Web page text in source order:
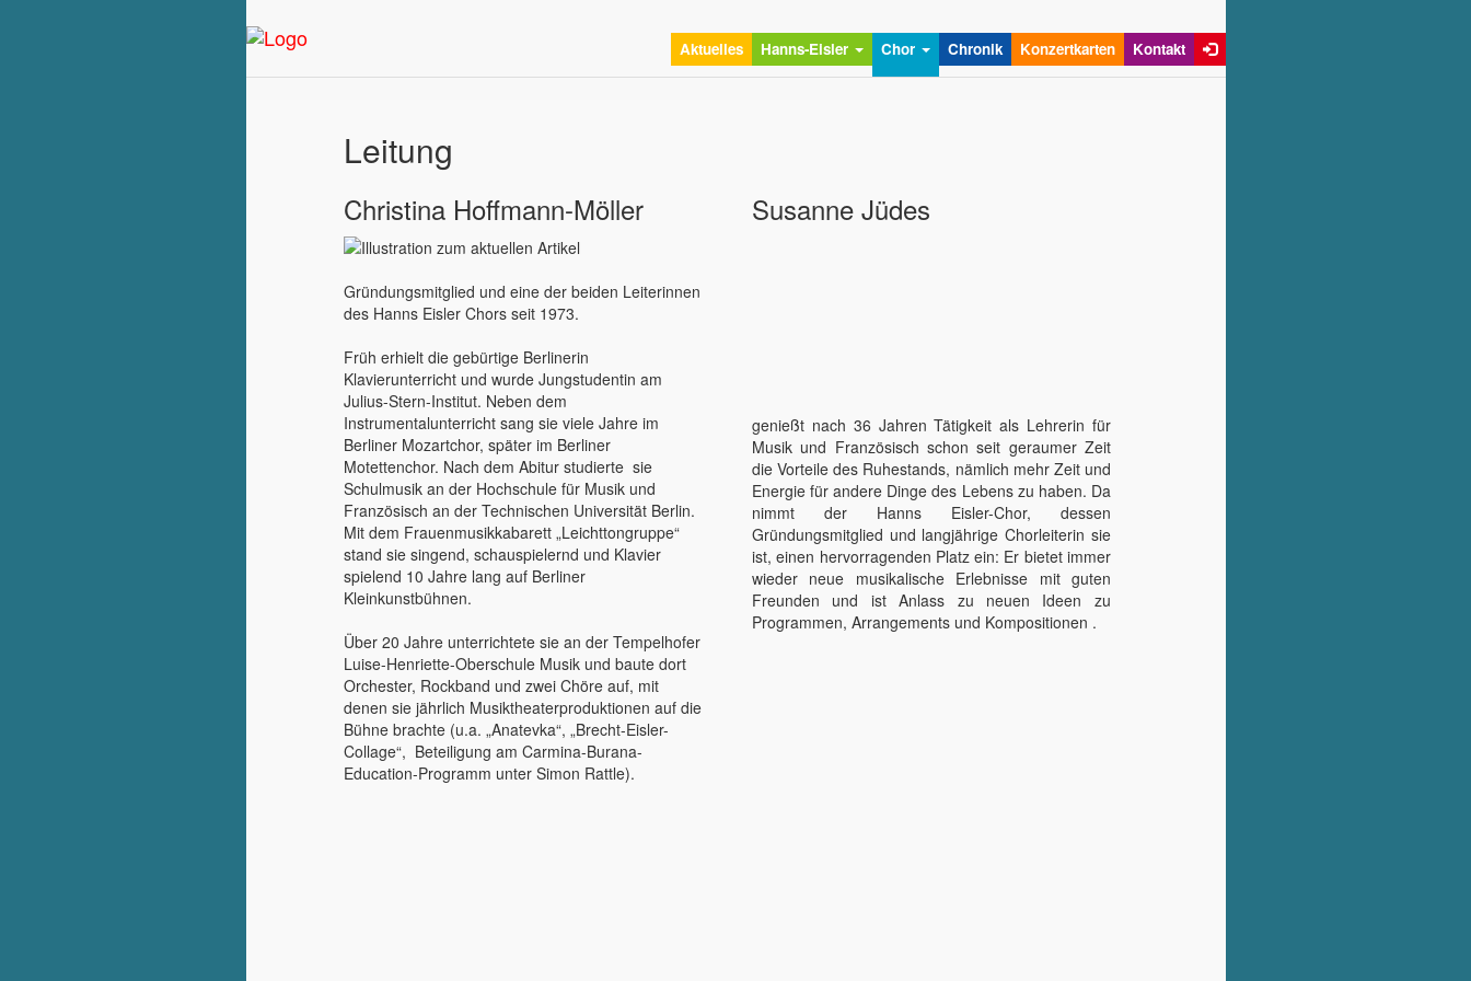
Aktuelles Hanns-Eisler Chor (aktuell)
Chronik Konzertkarten Kontakt
Leitung
Christina Hoffmann-Möller
Gründungsmitglied und eine der beiden Leiterinnen
des Hanns Eisler Chors seit 1973.
Früh erhielt die gebürtige Berlinerin
Klavierunterricht und wurde Jungstudentin am
Julius-Stern-Institut. Neben dem
Instrumentalunterricht sang sie viele Jahre im
Berliner Mozartchor, später im Berliner
Motettenchor. Nach dem Abitur studierte sie
Schulmusik an der Hochschule für Musik und
Französisch an der Technischen Universität Berlin.
Mit dem Frauenmusikkabarett „Leichttongruppe“
stand sie singend, schauspielernd und Klavier
spielend 10 Jahre lang auf Berliner
Kleinkunstbühnen.
Über 20 Jahre unterrichtete sie an der Tempelhofer
Luise-Henriette-Oberschule Musik und baute dort
Orchester, Rockband und zwei Chöre auf, mit
denen sie jährlich Musiktheaterproduktionen auf die
Bühne brachte (u.a. „Anatevka“, „Brecht-Eisler-
Collage“, Beteiligung am Carmina-Burana-
Education-Programm unter Simon Rattle).
Susanne Jüdes
genießt nach 36 Jahren Tätigkeit als Lehrerin für
Musik und Französisch schon seit geraumer Zeit
die Vorteile des Ruhestands, nämlich mehr Zeit und
Energie für andere Dinge des Lebens zu haben. Da
nimmt der Hanns Eisler-Chor, dessen
Gründungsmitglied und langjährige Chorleiterin sie
ist, einen hervorragenden Platz ein: Er bietet immer
wieder neue musikalische Erlebnisse mit guten
Freunden und ist Anlass zu neuen Ideen zu
Programmen, Arrangements und Kompositionen .